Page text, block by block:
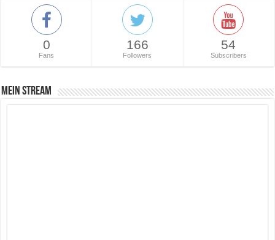
0
Fans
166
Followers
54
Subscribers
Mein Stream